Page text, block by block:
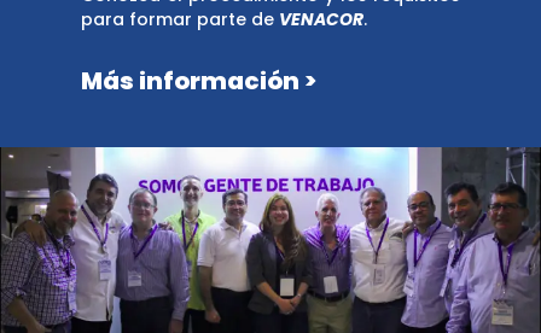
para formar parte de VENACOR.
Más información >